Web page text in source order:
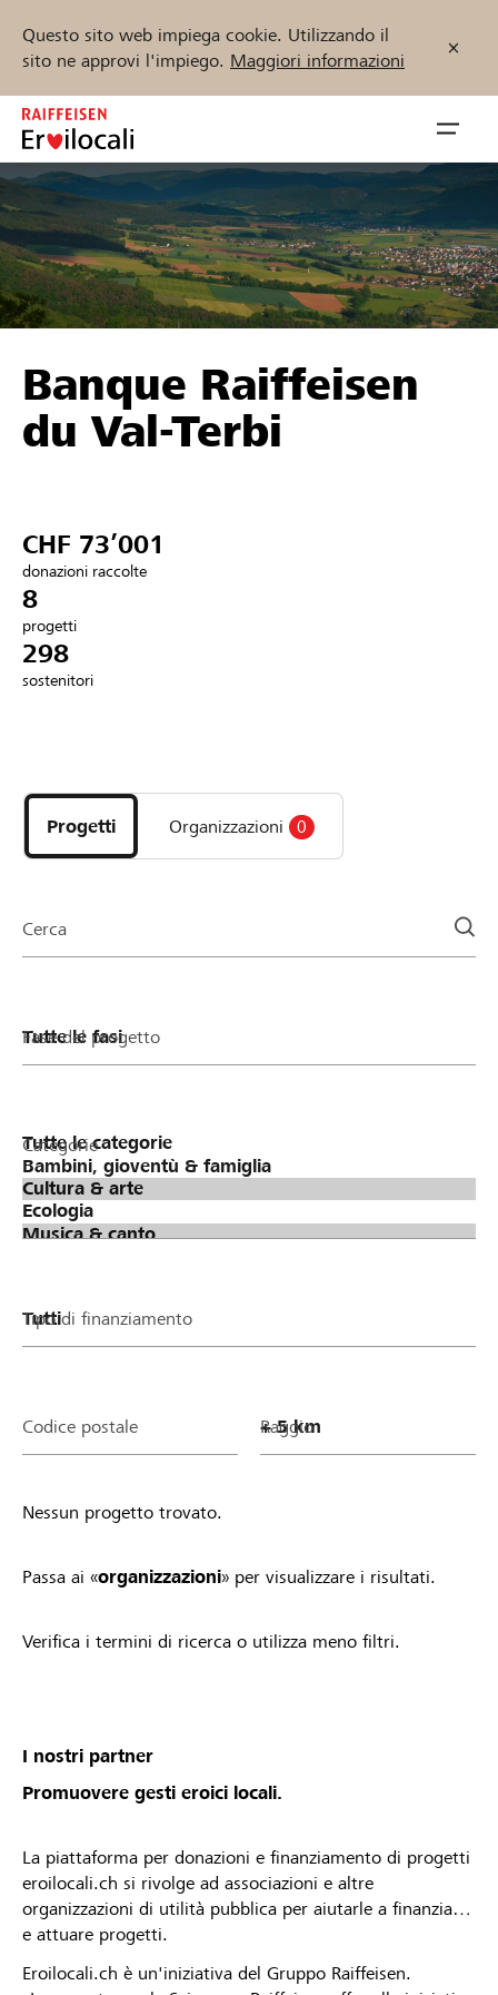
Questo sito web impiega cookie. Utilizzando il
sito ne approvi l'impiego. Maggiori informazioni
Zum
Inhalt
springen
öffnen
Sostenere
Aiuto & supporto
Collegarsi
Trova progetti e organizzazioni
Inizia ora
DE FR IT
Banque Raiffeisen
du Val-Terbi
CHF 73’001
donazioni raccolte
8
progetti
298
sostenitori
i
progetti
e
della
Progetti Organizzazioni 0
Cerca
Fase del progetto
Categorie
Tipo di finanziamento
Codice postale Raggio
Nessun progetto trovato.
Passa ai «organizzazioni» per visualizzare i risultati.
Verifica i termini di ricerca o utilizza meno filtri.
I nostri partner
Promuovere gesti eroici locali.
La piattaforma per donazioni e finanziamento di progetti
eroilocali.ch si rivolge ad associazioni e altre
organizzazioni di utilità pubblica per aiutarle a finanziare
e attuare progetti.
Eroilocali.ch è un'iniziativa del Gruppo Raiffeisen.